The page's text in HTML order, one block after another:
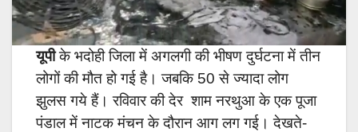
यूपीके भदोही जिला में अगलगी की भीषण दुर्घटना में तीन
लोगों की मौत हो गई है। जबकि 50 से ज्यादा लोग
झुलस गये हैं। रविवार की देर शाम नरथुआ के एक पूजा
पंडाल में नाटक मंचन के दौरान आग लग गई। देखते-